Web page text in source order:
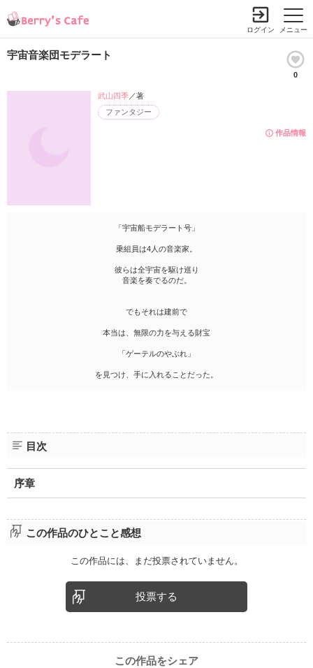
メニュー
ログイン
宇宙音楽団モデラート
0
作品情報
ファンタジー
武山四季／著
「宇宙船モデラート号」
乗組員は4人の音楽家。
彼らは全宇宙を駆け巡り
音楽を奏でるのだ。
でもそれは建前で
本当は、無限の力を与える財宝
「ゲーテルのやぶれ」
を見つけ、手に入れることだった。
目次
序章
この作品のひとこと感想
この作品には、まだ投票されていません。
投票する
この作品をシェア